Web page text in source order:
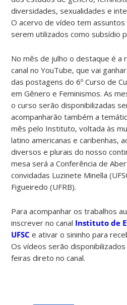
diversidades, sexualidades e
O acervo de vídeo tem assuntos
serem utilizados como subsídio
No mês de julho o destaque é a
canal no YouTube, que vai
das postagens do 6º Curso de
em Gênero e Feminismos. As
o curso serão disponibilizadas
acompanharão também a
mês pelo Instituto, voltada às
latino americanas e caribenhas,
diversos e plurais do nosso
mesa será a Conferência de
convidadas Luzinete Minella
Figueiredo (UFRB).
Para acompanhar os trabalhos
inscrever no canal Instituto de
UFSC e ativar o sininho para
Os vídeos serão
feiras direto no canal.